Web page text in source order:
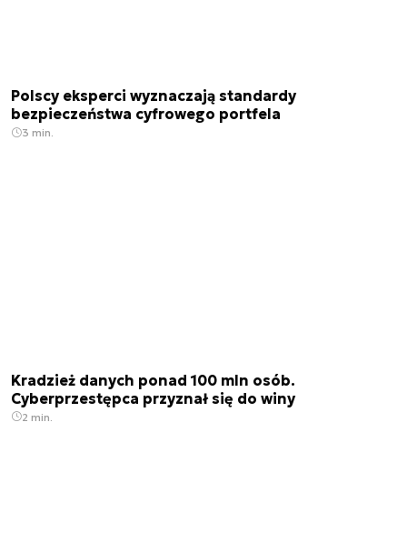
Polscy eksperci wyznaczają standardy
bezpieczeństwa cyfrowego portfela
3 min.
Kradzież danych ponad 100 mln osób.
Cyberprzestępca przyznał się do winy
2 min.